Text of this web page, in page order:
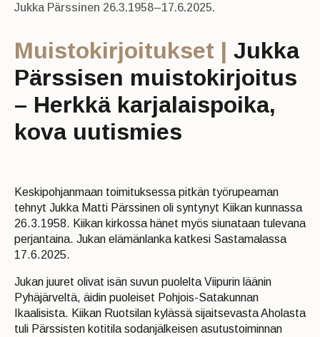
Jukka Pärssinen 26.3.1958–17.6.2025.
Muistokirjoitukset | Jukka
Pärssisen muistokirjoitus
– Herkkä karjalaispoika,
kova uutismies
Keskipohjanmaan toimituksessa pitkän työrupeaman
tehnyt Jukka Matti Pärssinen oli syntynyt Kiikan kunnassa
26.3.1958. Kiikan kirkossa hänet myös siunataan tulevana
perjantaina. Jukan elämänlanka katkesi Sastamalassa
17.6.2025.
Jukan juuret olivat isän suvun puolelta Viipurin läänin
Pyhäjärveltä, äidin puoleiset Pohjois-Satakunnan
Ikaalisista. Kiikan Ruotsilan kylässä sijaitsevasta Aholasta
tuli Pärssisten kotitila sodanjälkeisen asutustoiminnan